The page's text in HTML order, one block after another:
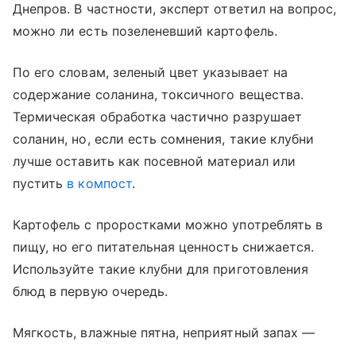
Днепров. В частности, эксперт ответил на вопрос,
можно ли есть позеленевший картофель.
По его словам, зеленый цвет указывает на
содержание соланина, токсичного вещества.
Термическая обработка частично разрушает
соланин, но, если есть сомнения, такие клубни
лучше оставить как посевной материал или
пустить в компост.
Картофель с проростками можно употреблять в
пищу, но его питательная ценность снижается.
Используйте такие клубни для приготовления
блюд в первую очередь.
Мягкость, влажные пятна, неприятный запах —